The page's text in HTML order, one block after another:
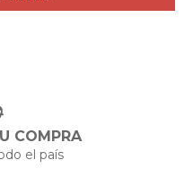
COMPRA
el país